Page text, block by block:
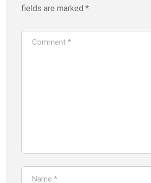
fields are marked *